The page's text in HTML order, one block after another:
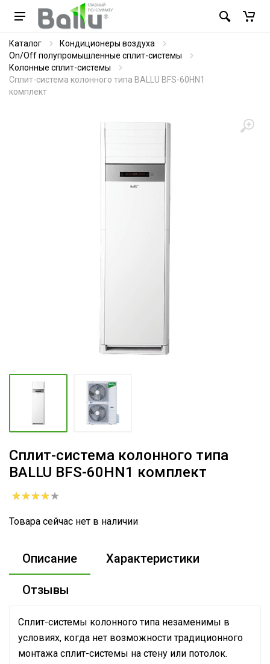
Каталог
Кондиционеры воздуха
On/Off полупромышленные сплит-системы
Колонные сплит-системы
Сплит-система колонного типа BALLU BFS-60HN1
комплект
Сплит-система колонного типа
BALLU BFS-60HN1 комплект
Товара сейчас нет в наличии
Описание Характеристики
Отзывы
Сплит-системы колонного типа незаменимы в
условиях, когда нет возможности традиционного
монтажа сплит-системы на стену или потолок.